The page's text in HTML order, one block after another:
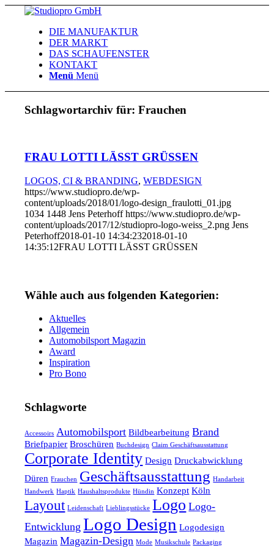
DIE MANUFAKTUR
DER MARKT
DAS SCHAUFENSTER
KONTAKT
Menü Menü
Schlagwortarchiv für:Frauchen
FRAU LOTTI LÄSST GRÜSSEN
LOGOS, CI & BRANDING,WEBDESIGN
https://www.studiopro.de/wp-
content/uploads/2018/01/logo-design_fraulotti_01.jpg
1034 1448 Jens Peterhoff https://www.studiopro.de/wp-
content/uploads/2017/12/studiopro-logo-weiss_2.png Jens
Peterhoff2018-01-10 14:34:232018-01-10
14:35:12FRAU LOTTI LÄSST GRÜSSEN
Wähle auch aus folgenden Kategorien:
Aktuelles
Allgemein
Automobilsport Magazin
Award
Inspiration
Pro Bono
Schlagworte
Accessoirs Automobilsport Bildbearbeitung Brand
Briefpapier Broschüren Buchdesign Claim Geschäftsausstattung
Corporate Identity Design Druckabwicklung
Düren Frauchen Geschäftsausstattung Handarbeit
Handwerk Haptik Haushaltsprodukte Hündin Konzept Köln
Layout Leidenschaft Lieblingsstücke Logo Logo-
Entwicklung Logo Design Logodesign
Magazin Magazin-Design Mode Musikschule Packaging